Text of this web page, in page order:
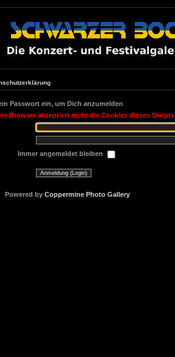
Passwort ein, um Dich anzumelden
Browser akzeptiert nicht die Cookies dieses Skripts
Immer angemeldet bleiben
Powered by Coppermine Photo Gallery